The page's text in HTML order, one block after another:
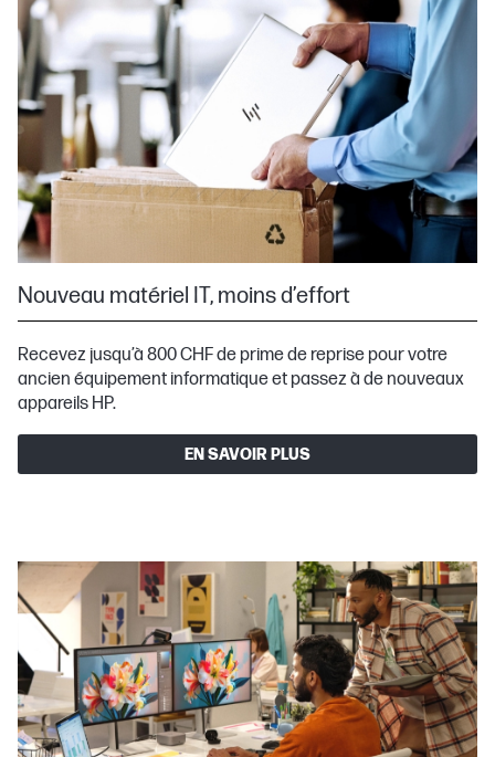
Nouveau matériel IT, moins d’effort
Recevez jusqu’à 800 CHF de prime de reprise pour votre
ancien équipement informatique et passez à de nouveaux
appareils HP.
EN SAVOIR PLUS